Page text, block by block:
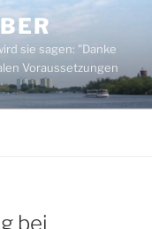
sie sagen: "Danke
Voraussetzungen
bei